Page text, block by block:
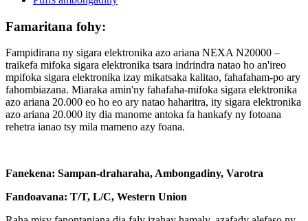
Famaritana fohy:
Fampidirana ny sigara elektronika azo ariana NEXA N20000 –
traikefa mifoka sigara elektronika tsara indrindra natao ho an'ireo
mpifoka sigara elektronika izay mikatsaka kalitao, fahafaham-po ary
fahombiazana. Miaraka amin'ny fahafaha-mifoka sigara elektronika
azo ariana 20.000 eo ho eo ary natao haharitra, ity sigara elektronika
azo ariana 20.000 ity dia manome antoka fa hankafy ny fotoana
rehetra ianao tsy mila mameno azy foana.
Fanekena: Sampan-draharaha, Ambongadiny, Varotra
Fandoavana: T/T, L/C, Western Union